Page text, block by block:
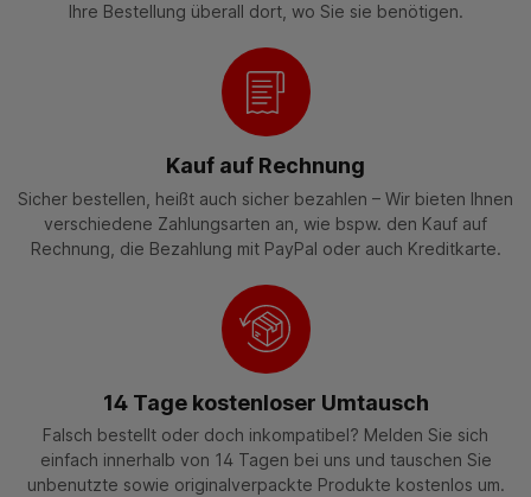
Ihre Bestellung überall dort, wo Sie sie benötigen.
Kauf auf Rechnung
Sicher bestellen, heißt auch sicher bezahlen – Wir bieten Ihnen
verschiedene Zahlungsarten an, wie bspw. den Kauf auf
Rechnung, die Bezahlung mit PayPal oder auch Kreditkarte.
14 Tage kostenloser Umtausch
Falsch bestellt oder doch inkompatibel? Melden Sie sich
einfach innerhalb von 14 Tagen bei uns und tauschen Sie
unbenutzte sowie originalverpackte Produkte kostenlos um.